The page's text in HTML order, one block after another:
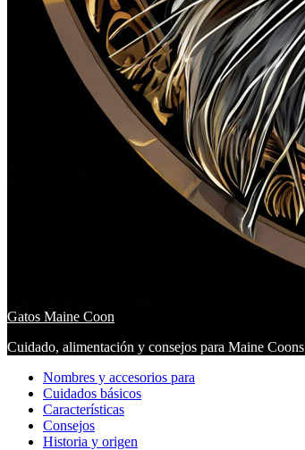
Gatos Maine Coon
Cuidado, alimentación y consejos para Maine Coons
Nombres y accesorios para
Cuidados básicos
Características
Consejos
Historia y origen